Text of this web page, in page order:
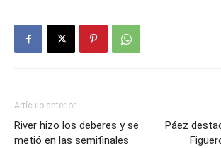
Artículo anterior
River hizo los deberes y se
metió en las semifinales
Páez